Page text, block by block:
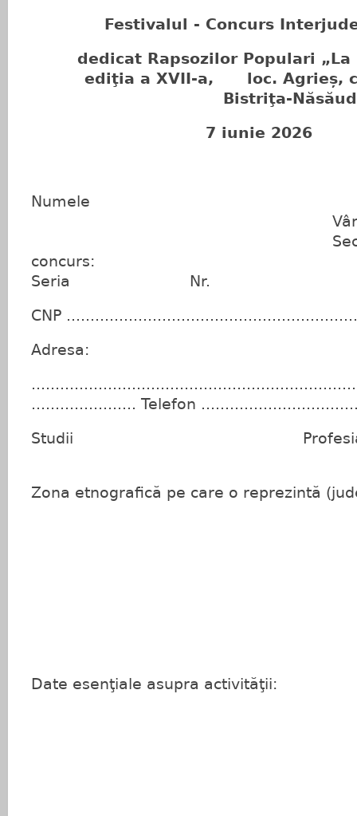
Festivalul - Concurs
dedicat Rapsozilor Populari
ediţia a XVII-a, loc. Agrieș,
Bistriţa-Năsăud
7 iunie 2026
Numele
Secţiunea
concurs:
Seria Nr.
CNP
Adresa:
...................... Telefon
Studii
Zona etnografică pe care o reprezintă
Date esenţiale asupra activităţii: